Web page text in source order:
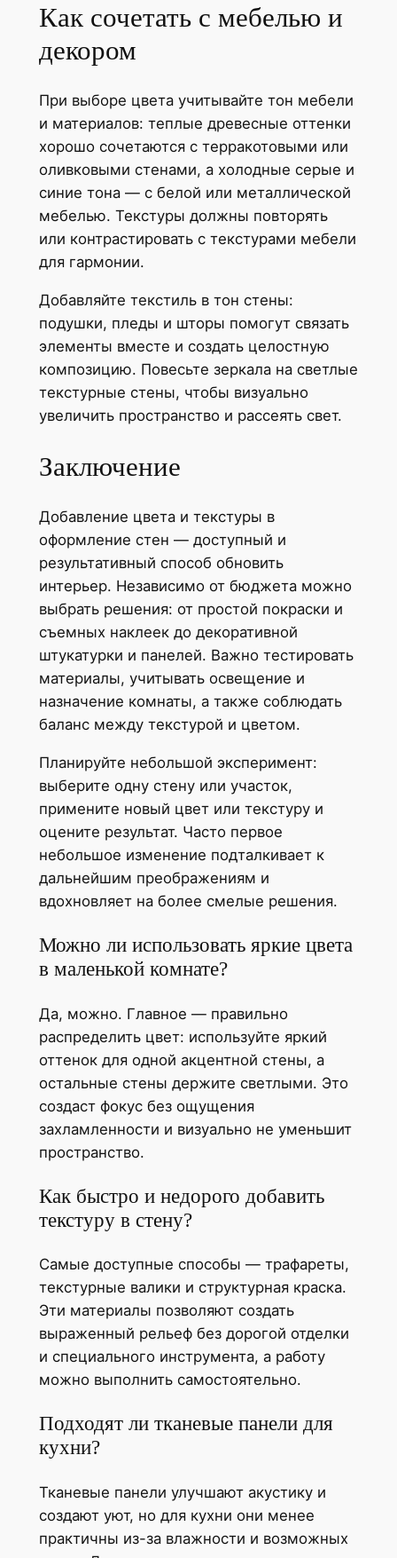
Как сочетать с мебелью и
декором
При выборе цвета учитывайте тон мебели
и материалов: теплые древесные оттенки
хорошо сочетаются с терракотовыми или
оливковыми стенами, а холодные серые и
синие тона — с белой или металлической
мебелью. Текстуры должны повторять
или контрастировать с текстурами мебели
для гармонии.
Добавляйте текстиль в тон стены:
подушки, пледы и шторы помогут связать
элементы вместе и создать целостную
композицию. Повесьте зеркала на светлые
текстурные стены, чтобы визуально
увеличить пространство и рассеять свет.
Заключение
Добавление цвета и текстуры в
оформление стен — доступный и
результативный способ обновить
интерьер. Независимо от бюджета можно
выбрать решения: от простой покраски и
съемных наклеек до декоративной
штукатурки и панелей. Важно тестировать
материалы, учитывать освещение и
назначение комнаты, а также соблюдать
баланс между текстурой и цветом.
Планируйте небольшой эксперимент:
выберите одну стену или участок,
примените новый цвет или текстуру и
оцените результат. Часто первое
небольшое изменение подталкивает к
дальнейшим преображениям и
вдохновляет на более смелые решения.
Можно ли использовать яркие цвета
в маленькой комнате?
Да, можно. Главное — правильно
распределить цвет: используйте яркий
оттенок для одной акцентной стены, а
остальные стены держите светлыми. Это
создаст фокус без ощущения
захламленности и визуально не уменьшит
пространство.
Как быстро и недорого добавить
текстуру в стену?
Самые доступные способы — трафареты,
текстурные валики и структурная краска.
Эти материалы позволяют создать
выраженный рельеф без дорогой отделки
и специального инструмента, а работу
можно выполнить самостоятельно.
Подходят ли тканевые панели для
кухни?
Тканевые панели улучшают акустику и
создают уют, но для кухни они менее
практичны из-за влажности и возможных